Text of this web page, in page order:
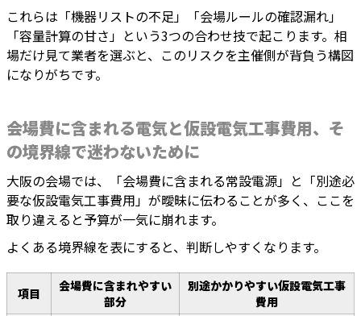
これらは「機器リストの不足」「会場ルールの確認漏れ」
「容量計算の甘さ」という3つの合わせ技で起こります。相
場だけ見て業者を選ぶと、このリスクを主催側が背負う構図
になりがちです。
会場費に含まれる電気と仮設電気工事費用、そ
の境界線で迷わないために
大阪の会場では、「会場費に含まれる常設電源」と「別途必
要な仮設電気工事費用」が曖昧に伝わることが多く、ここを
取り違えると予算が一気に崩れます。
よくある境界線を表にすると、判断しやすくなります。
項目
会場費に含まれやすい
部分
別途かかりやすい仮設電気工事
費用